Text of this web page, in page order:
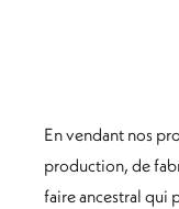
En vendant nos
production, de
faire ancestral qui